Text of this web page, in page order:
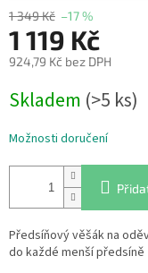
1 349 Kč –17 %
1 119 Kč
924,79 Kč bez DPH
cena:
Skladem (>5 ks)
Možnosti doručení
Předsíňový věšák na
do každé menší předsíně